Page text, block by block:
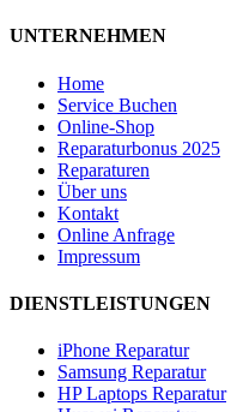
UNTERNEHMEN
Home
Service Buchen
Online-Shop
Reparaturbonus 2025
Reparaturen
Über uns
Kontakt
Online Anfrage
Impressum
DIENSTLEISTUNGEN
iPhone Reparatur
Samsung Reparatur
HP Laptops Reparatur